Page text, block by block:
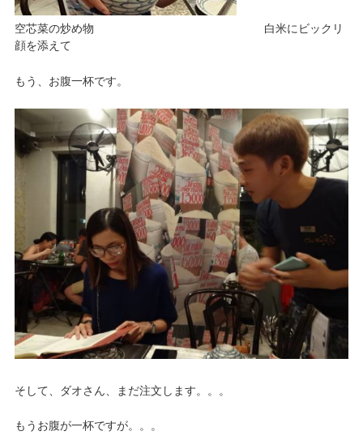
空芯菜の炒め物 白米にビックリ
顔を添えて
もう、お腹一杯です。
そして、ダオさん、まだ注文します。。。
もうお腹が一杯ですが。。。